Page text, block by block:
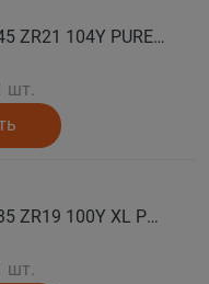
COMFORSER Автошина 265/45 ZR21 104Y PURESPEED лето
шт.
COMFORSER Автошина 275/35 ZR19 100Y XL PURESPEED лето
шт.